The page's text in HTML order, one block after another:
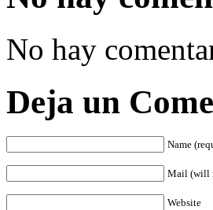
No hay
Deja un
Name
Mail (will
Website